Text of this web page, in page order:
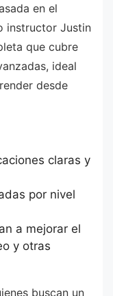
en el
instructor Justin
que cubre
ideal
desde
claras y
por nivel
a mejorar el
y otras
buscan un